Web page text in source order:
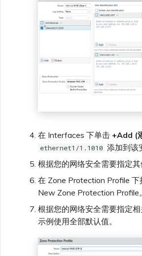
在 Interfaces 下单击 +Add (
ethernet1/1.1010 添加到该
根据您的网络安全需要指定其
在 Zone Protection Profile 下
New Zone Protection Profile。
根据您的网络安全需要指定
示例使用全部默认值。